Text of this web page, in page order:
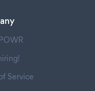
Service